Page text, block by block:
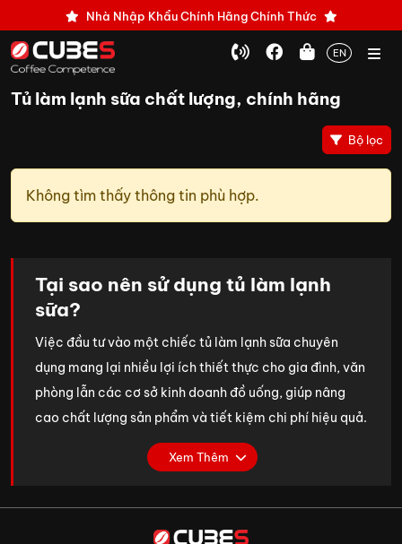
Nhà Nhập Khẩu Chính Hãng Chính Thức
EN
Tủ làm lạnh sữa chất lượng, chính hãng
Bộ lọc
Không tìm thấy thông tin phù hợp.
Tại sao nên sử dụng tủ làm lạnh
sữa?
Việc đầu tư vào một chiếc tủ làm lạnh sữa chuyên
dụng mang lại nhiều lợi ích thiết thực cho gia đình, văn
phòng lẫn các cơ sở kinh doanh đồ uống, giúp nâng
cao chất lượng sản phẩm và tiết kiệm chi phí hiệu quả.
Dưới đây là lợi ích chính khi sử dụng tủ làm lạnh sữa:
không được bảo quản đúng cách. Tủ lạnh sữa
chuyên dụng giúp duy trì chất lượng sữa, ngăn
Xem Thêm